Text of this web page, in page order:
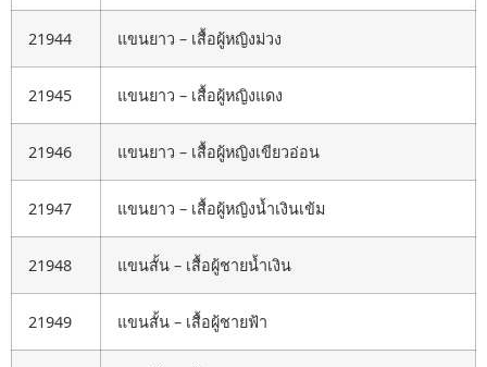
21944 แขนยาว – เสื้อผู้หญิงม่วง
21945 แขนยาว – เสื้อผู้หญิงแดง
21946 แขนยาว – เสื้อผู้หญิงเขียวอ่อน
21947 แขนยาว – เสื้อผู้หญิงน้ำเงินเข้ม
21948 แขนสั้น – เสื้อผู้ชายน้ำเงิน
21949 แขนสั้น – เสื้อผู้ชายฟ้า